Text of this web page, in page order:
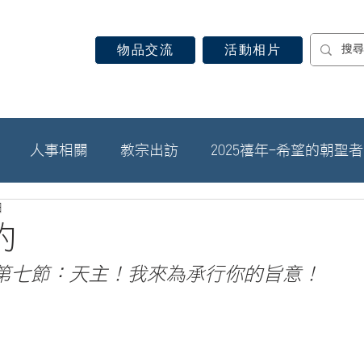
物品交流 活動相片
人事相關 教宗出訪 2025禧年-希望的朝聖者
七節：天主！我來為承行你的旨意！